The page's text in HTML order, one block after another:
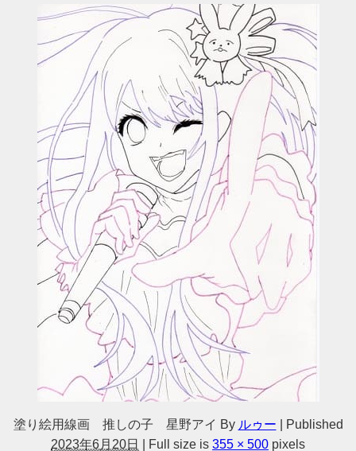
塗り絵用線画 推しの子 星野アイ By ルゥー
Published
2023年6月20日
Full size is 355 × 500 pixels